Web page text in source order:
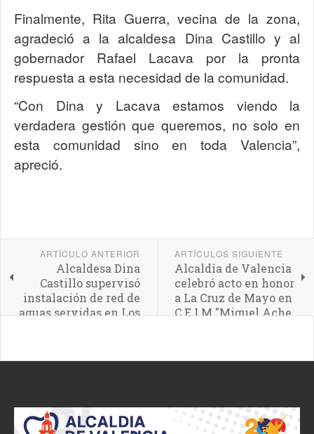
Finalmente, Rita Guerra, vecina de la zona,
agradeció a la alcaldesa Dina Castillo y al
gobernador Rafael Lacava por la pronta
respuesta a esta necesidad de la comunidad.
“Con Dina y Lacava estamos viendo la
verdadera gestión que queremos, no solo en
esta comunidad sino en toda Valencia”,
apreció.
ARTÍCULO ANTERIOR
Alcaldesa Dina
Castillo supervisó
instalación de red de
aguas servidas en Los
ARTÍCULOS SIGUIENTE
Alcaldía de Valencia
celebró acto en honor
a La Cruz de Mayo en
C.E.I.M "Miguel Ache